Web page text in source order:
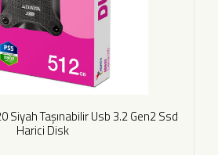
Siyah Taşınabilir Usb 3.2 Gen2 Ssd
Harici Disk